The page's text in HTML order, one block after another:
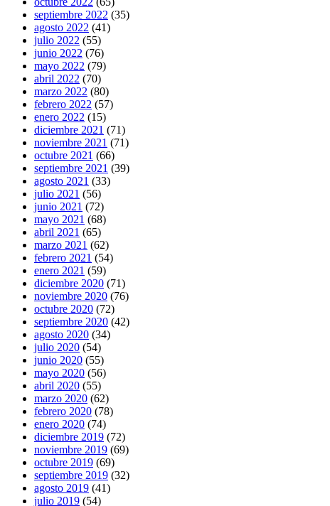
septiembre 2022 (35)
agosto 2022 (41)
julio 2022 (55)
junio 2022 (76)
mayo 2022 (79)
abril 2022 (70)
marzo 2022 (80)
febrero 2022 (57)
enero 2022 (15)
diciembre 2021 (71)
noviembre 2021 (71)
octubre 2021 (66)
septiembre 2021 (39)
agosto 2021 (33)
julio 2021 (56)
junio 2021 (72)
mayo 2021 (68)
abril 2021 (65)
marzo 2021 (62)
febrero 2021 (54)
enero 2021 (59)
diciembre 2020 (71)
noviembre 2020 (76)
octubre 2020 (72)
septiembre 2020 (42)
agosto 2020 (34)
julio 2020 (54)
junio 2020 (55)
mayo 2020 (56)
abril 2020 (55)
marzo 2020 (62)
febrero 2020 (78)
enero 2020 (74)
diciembre 2019 (72)
noviembre 2019 (69)
octubre 2019 (69)
septiembre 2019 (32)
agosto 2019 (41)
julio 2019 (54)